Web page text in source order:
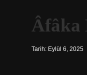
Âfâka
Tarih: Eylül 6, 2025